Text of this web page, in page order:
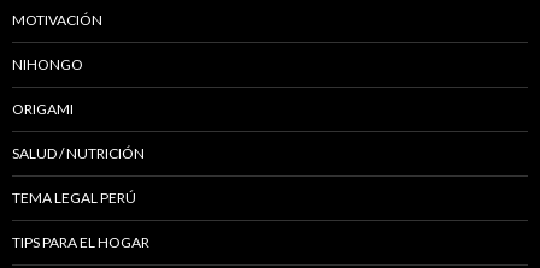
MOTIVACIÓN
NIHONGO
ORIGAMI
SALUD / NUTRICIÓN
TEMA LEGAL PERÚ
TIPS PARA EL HOGAR